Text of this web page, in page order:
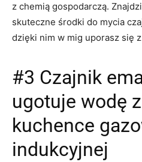
z chemią gospodarczą.
skuteczne środki do mycia
dzięki nim w mig uporasz się
#3 Czajnik
ugotuje wodę
kuchence
indukcyjnej